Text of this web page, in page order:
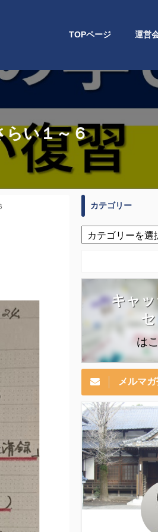
TOPページ 運営
らい１～６
カテゴリー
キャ
は
メルマ